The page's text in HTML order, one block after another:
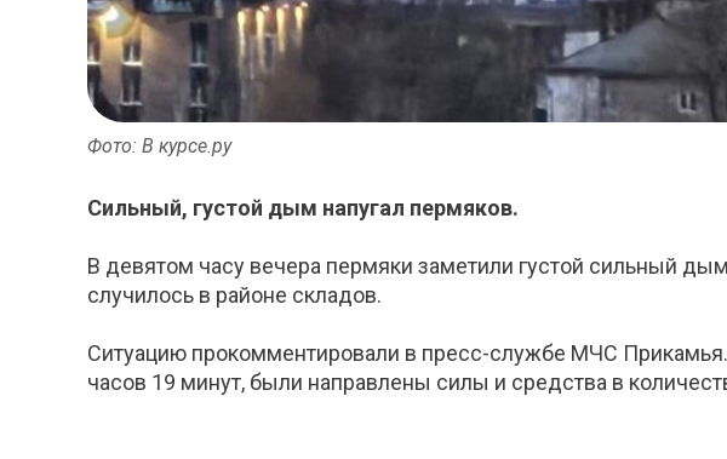
Фото: В курсе.ру
Сильный, густой дым напугал пермяков.
В девятом часу вечера пермяки заметили густой сильный
случилось в районе складов.
Ситуацию прокомментировали в пресс-службе МЧС
часов 19 минут, были направлены силы и средства в